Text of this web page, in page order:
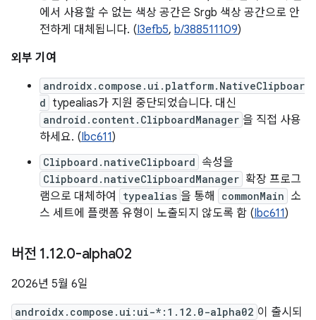
에서 사용할 수 없는 색상 공간은 Srgb 색상 공간으로 안
전하게 대체됩니다. (I3efb5, b/388511109)
외부 기여
androidx.compose.ui.platform.NativeClipboar
d typealias가 지원 중단되었습니다. 대신
android.content.ClipboardManager 을 직접 사용
하세요. (Ibc611)
Clipboard.nativeClipboard 속성을
Clipboard.nativeClipboardManager 확장 프로그
램으로 대체하여
typealias 을 통해 commonMain 소
스 세트에 플랫폼 유형이 노출되지 않도록 함 (Ibc611)
버전 1.12.0-alpha02
2026년 5월 6일
androidx.compose.ui:ui-*:1.12.0-alpha02 이 출시되